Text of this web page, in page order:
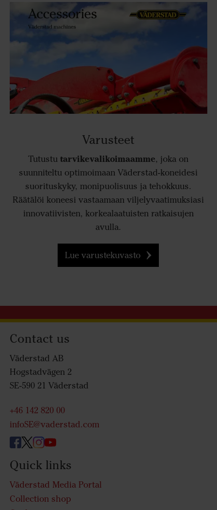
Varusteet
Tutustutarvikevalikoimaamme, joka on
suunniteltu optimoimaan Väderstad-koneidesi
suorituskyky, monipuolisuus ja tehokkuus.
Räätälöi koneesi vastaamaan viljelyvaatimuksiasi
innovatiivisten, korkealaatuisten ratkaisujen
avulla.
Lue varustekuvasto
Contact us
Väderstad AB
Hogstadvägen 2
SE-590 21 Väderstad
+46 142 820 00
infoSE@vaderstad.com
Quick links
Väderstad Media Portal
Collection shop